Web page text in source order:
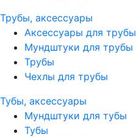
Трубы, аксессуары
Аксессуары для трубы
Мундштуки для трубы
Трубы
Чехлы для трубы
Тубы, аксессуары
Мундштуки для тубы
Тубы